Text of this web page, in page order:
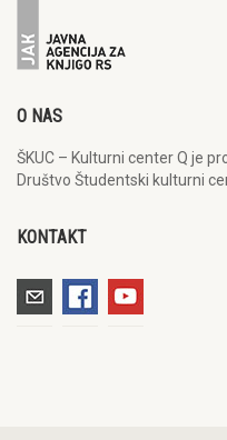
O NAS
ŠKUC – Kulturni center Q je
Društvo Študentski kulturni
KONTAKT